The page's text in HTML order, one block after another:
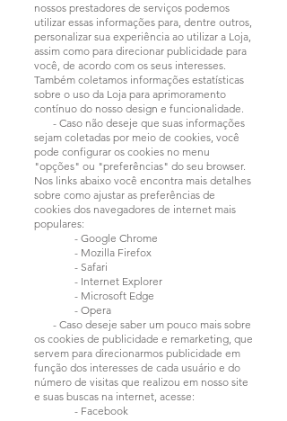
nossos prestadores de serviços podemos
utilizar essas informações para, dentre outros,
personalizar sua experiência ao utilizar a Loja,
assim como para direcionar publicidade para
você, de acordo com os seus interesses.
Também coletamos informações estatísticas
sobre o uso da Loja para aprimoramento
contínuo do nosso design e funcionalidade.
- Caso não deseje que suas informações
sejam coletadas por meio de cookies, você
pode configurar os cookies no menu
"opções" ou "preferências" do seu browser.
Nos links abaixo você encontra mais detalhes
sobre como ajustar as preferências de
cookies dos navegadores de internet mais
populares:
- Google Chrome
- Mozilla Firefox
- Safari
- Internet Explorer
- Microsoft Edge
- Opera
- Caso deseje saber um pouco mais sobre
os cookies de publicidade e remarketing, que
servem para direcionarmos publicidade em
função dos interesses de cada usuário e do
número de visitas que realizou em nosso site
e suas buscas na internet, acesse:
- Facebook